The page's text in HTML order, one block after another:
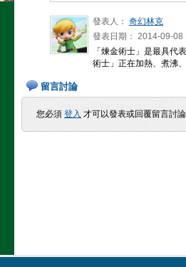
發表人： 奇幻林克
發表日期： 2014-09-08
「煉金術士」是最具代
術士」正在加熱、煮沸
留言討論
您必須 登入 才可以發表或回覆留言討論